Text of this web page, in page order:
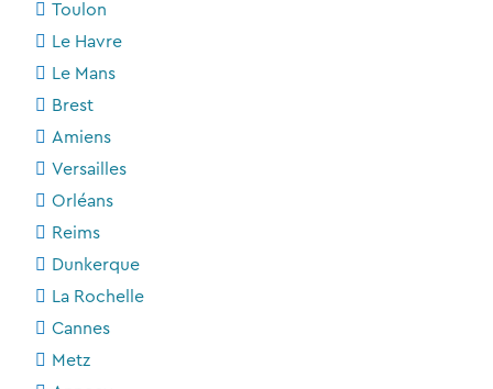
Toulon
Le Havre
Le Mans
Brest
Amiens
Versailles
Orléans
Reims
Dunkerque
La Rochelle
Cannes
Metz